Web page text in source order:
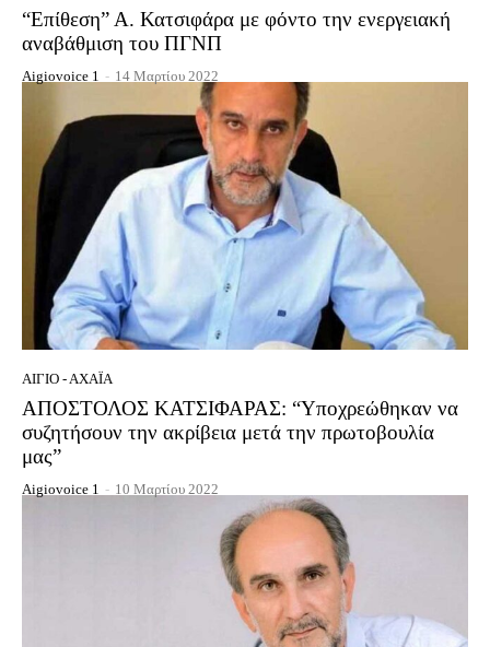
“Επίθεση” Α. Κατσιφάρα με φόντο την ενεργειακή
αναβάθμιση του ΠΓΝΠ
Aigiovoice 1 - 14 Μαρτίου 2022
ΑΊΓΙΟ - ΑΧΑΪ́Α
ΑΠΟΣΤΟΛΟΣ ΚΑΤΣΙΦΑΡΑΣ: “Υποχρεώθηκαν να
συζητήσουν την ακρίβεια μετά την πρωτοβουλία
μας”
Aigiovoice 1 - 10 Μαρτίου 2022